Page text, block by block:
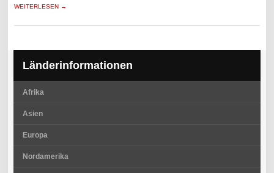
WEITERLESEN →
Länderinformationen
Afrika
Asien
Europa
Nordamerika